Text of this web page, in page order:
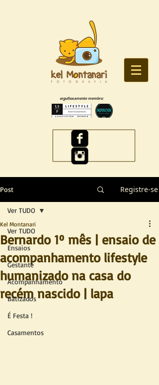
orgulhosamente membro:
Post Registre-se
Ver TUDO
Ensaios
Gestante
Acompanhamento
Batizados
É Festa !
Casamentos
Ver TUDO
Bernardo 1º mês | ensaio de
acompanhamento lifestyle
humanizado na casa do
recém nascido | lapa
Kel Montanari